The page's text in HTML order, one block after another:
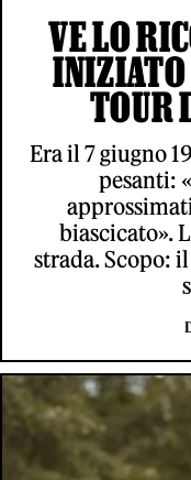
VE LO
INIZIATO
TOUR
Era il 7 giugno
pesanti:
biascicato».
strada. Scopo: